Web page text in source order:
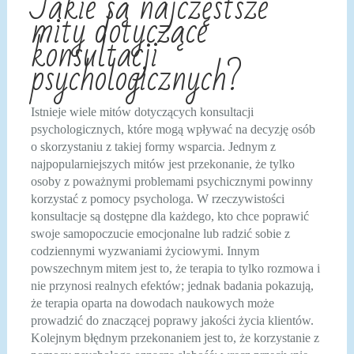
mity dotyczące
konsultacji
psychologicznych?
Istnieje wiele mitów dotyczących konsultacji
psychologicznych, które mogą wpływać na decyzję osób
o skorzystaniu z takiej formy wsparcia. Jednym z
najpopularniejszych mitów jest przekonanie, że tylko
osoby z poważnymi problemami psychicznymi powinny
korzystać z pomocy psychologa. W rzeczywistości
konsultacje są dostępne dla każdego, kto chce poprawić
swoje samopoczucie emocjonalne lub radzić sobie z
codziennymi wyzwaniami życiowymi. Innym
powszechnym mitem jest to, że terapia to tylko rozmowa i
nie przynosi realnych efektów; jednak badania pokazują,
że terapia oparta na dowodach naukowych może
prowadzić do znaczącej poprawy jakości życia klientów.
Kolejnym błędnym przekonaniem jest to, że korzystanie z